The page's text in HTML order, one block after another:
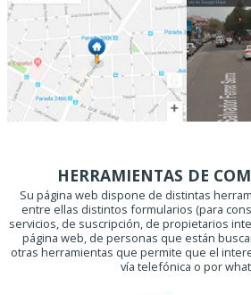
HERRAMIENTAS DE
Su página web dispone de distintas
entre ellas distintos formularios (para
servicios, de suscripción, de propietarios
página web, de personas que están
otras herramientas que permite que el
vía telefónica o por